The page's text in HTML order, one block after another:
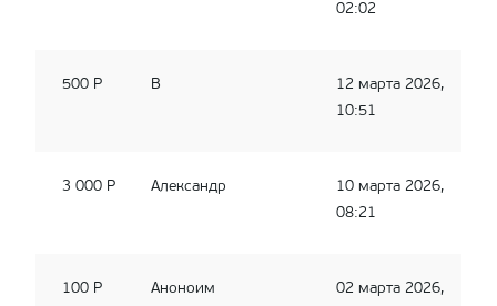
02:02
500 Р В
12 марта 2026,
10:51
3 000 Р Александр
10 марта 2026,
08:21
100 Р Аноноим
02 марта 2026,